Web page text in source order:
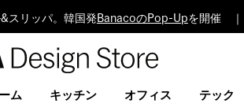
スリッパ。韓国発 BanacoのPop-Upを開催
Design
ム キッチン オフィス テック